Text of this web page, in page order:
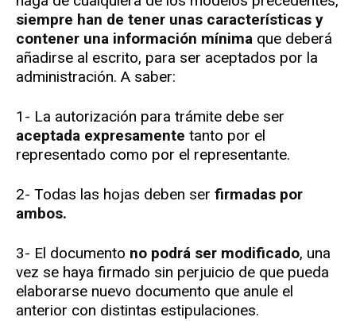
siempre han de tener unas características y
contener una información mínima que deberá
añadirse al escrito, para ser aceptados por la
administración. A saber:
1- La autorización para trámite debe ser
aceptada expresamente tanto por el
representado como por el representante.
2- Todas las hojas deben ser firmadas por
ambos.
3- El documento no podrá ser modificado, una
vez se haya firmado sin perjuicio de que pueda
elaborarse nuevo documento que anule el
anterior con distintas estipulaciones.